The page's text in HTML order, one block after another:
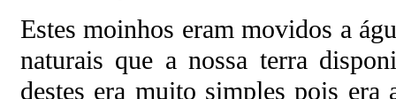
Estes moinhos eram movidos a
naturais que a nossa terra
destes era muito simples pois era